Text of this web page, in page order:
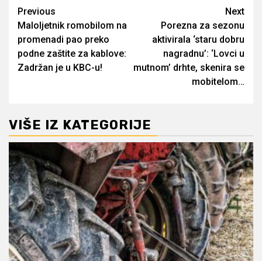
Post
navigation
Previous
Maloljetnik romobilom na
promenadi pao preko
podne zaštite za kablove:
Zadržan je u KBC-u!
Next
Porezna za sezonu
aktivirala ‘staru dobru
nagradnu’: ‘Lovci u
mutnom’ drhte, skenira se
mobitelom…
VIŠE IZ KATEGORIJE